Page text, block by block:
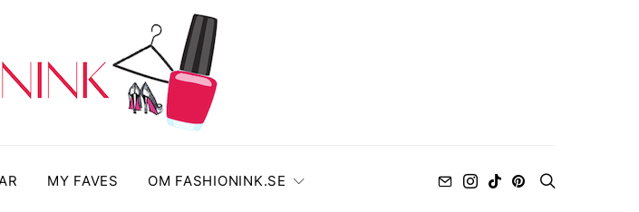
MY FAVES OM FASHIONINK.SE